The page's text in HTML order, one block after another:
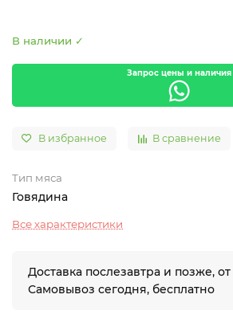
В наличии ✓
Запрос цены и наличия
В избранное В сравнение
Тип мяса
Говядина
Все характеристики
Доставка послезавтра и позже, от
Самовывоз сегодня, бесплатно